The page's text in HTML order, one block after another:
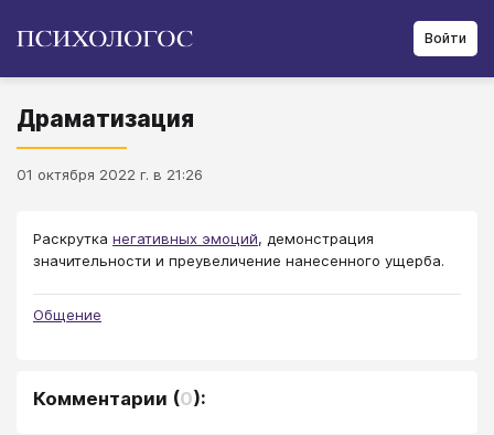
Войти
Драматизация
01 октября 2022 г. в 21:26
Раскрутка негативных эмоций, демонстрация
значительности и преувеличение нанесенного ущерба.
Общение
Комментарии (0):